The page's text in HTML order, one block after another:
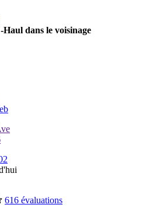
dans le voisinage
616 évaluations